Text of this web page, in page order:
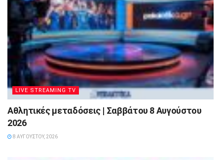
LIVE STREAMING TV
Αθλητικές μεταδόσεις | Σαββάτου 8 Αυγούστου
2026
8 ΑΥΓΟΎΣΤΟΥ, 2026